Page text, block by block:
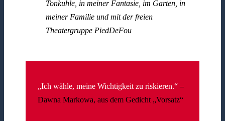
Tonkuhle, in meiner Fantasie, im Garten, in
meiner Familie und mit der freien
Theatergruppe PiedDeFou
„Ich wähle, meine Wichtigkeit zu riskieren.“ –
Dawna Markowa, aus dem Gedicht „Vorsatz“